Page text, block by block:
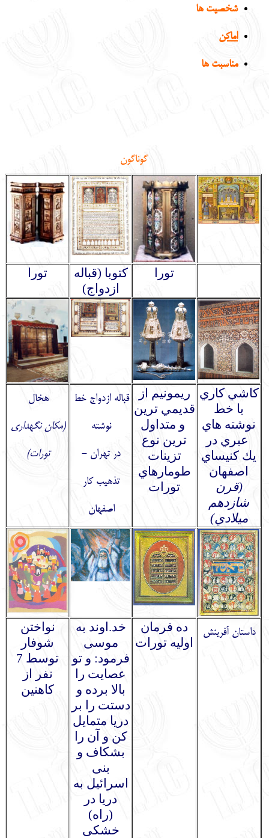
English
شخصيت ها
اماکن
مناسبت ها
گوناگون
تورا
كتوبا (قباله
ازدواج)
تورا
كاشي كاري
با خط
نوشته هاي
عبري در
يك كنيساي
اصفهان
(قرن
شازدهم
ميلادي)
ريمونيم از
قديمي ترين
و متداول
ترين نوع
تزينات
طومارهاي
تورات
قباله ازدواج خط
نوشته
در تهران -
تذهيب كار
اصفهان
هخال
(مكان نگهداري
تورات)
داستان آفرینش
ده فرمان
اولیه تورات
خد.اوند به
موسی
فرمود: و تو
عصایت را
بالا برده و
دستت را بر
دریا متمایل
کن و آن را
بشکاف و
بنی
اسرائیل به
دریا در
(راه)
خشکی
نواختن
شوفار
توسط 7
نفر از
کاهنین